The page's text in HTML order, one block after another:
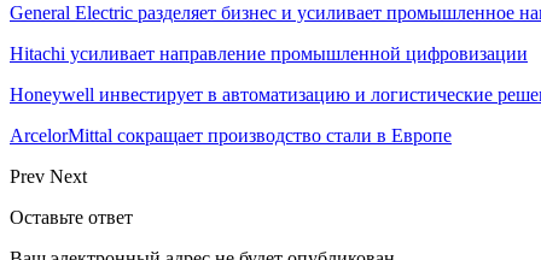
General Electric разделяет бизнес и усиливает промышленное
Hitachi усиливает направление промышленной цифровизации
Honeywell инвестирует в автоматизацию и логистические
ArcelorMittal сокращает производство стали в Европе
Prev Next
Оставьте ответ